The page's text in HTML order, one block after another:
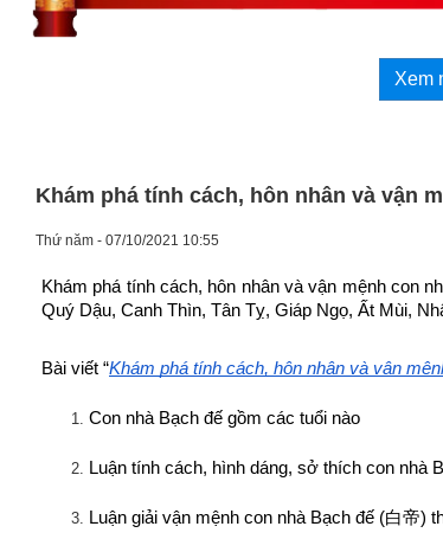
Xem
Khám phá tính cách, hôn nhân và vận
Thứ năm - 07/10/2021 10:55
Khám phá tính cách, hôn nhân và vận mệnh con
Quý Dậu, Canh Thìn, Tân Tỵ, Giáp Ngọ, Ất Mùi,
Bài viết “Khám phá tính cách, hôn nhân và vận
Con nhà Bạch đế gồm các tuổi nào
Luận tính cách, hình dáng, sở thích con nhà
Luận giải vận mệnh con nhà Bạch đế (白帝)